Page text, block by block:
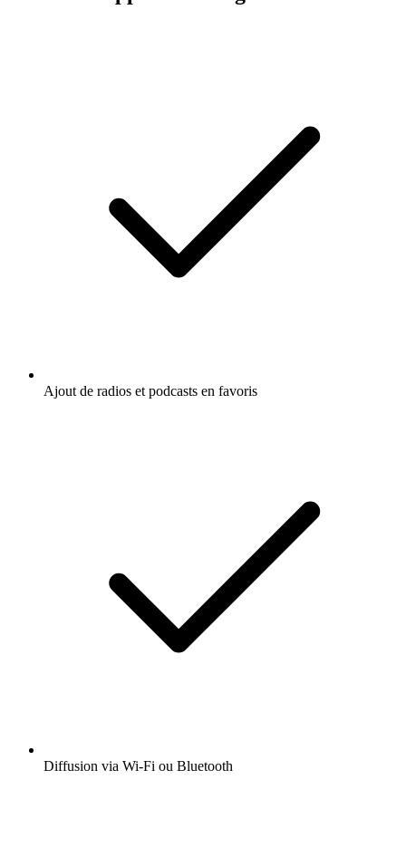
Ajout de radios et podcasts en favoris
Diffusion via Wi-Fi ou Bluetooth